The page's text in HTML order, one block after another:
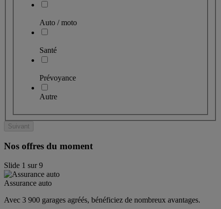
Auto / moto
Santé
Prévoyance
Autre
Suivant
Nos offres du moment
Slide 1 sur9
Assurance auto
Avec 3 900 garages agréés, bénéficiez de nombreux avantages.